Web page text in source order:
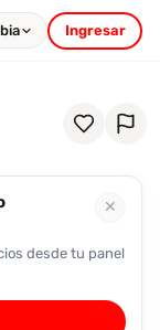
Ingresar
✕
desde tu panel